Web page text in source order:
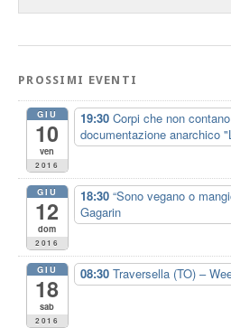
PROSSIMI EVENTI
GIU
10
ven
2016
19:30 Corpi che non
documentazione anarchico
GIU
12
dom
2016
18:30 “Sono vegano o
Gagarin
GIU
18
sab
2016
08:30 Traversella (TO) –